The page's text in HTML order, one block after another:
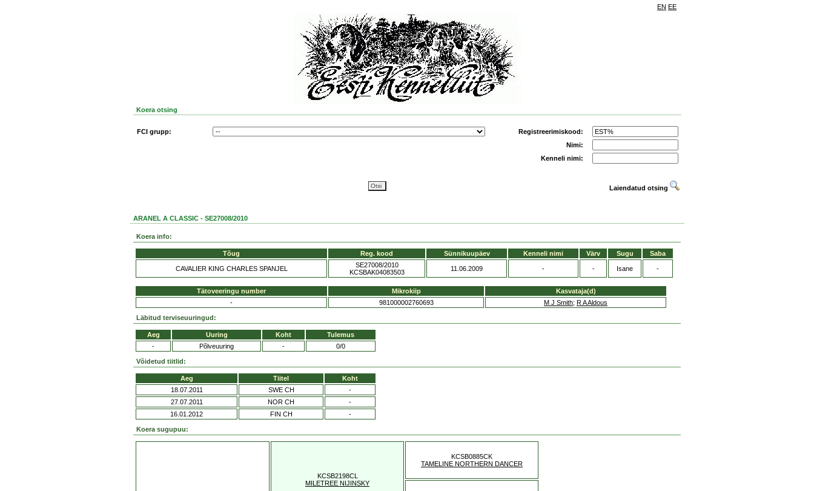
EN EE
Koera otsing
FCI grupp:
Registreerimiskood:
Nimi:
Kenneli nimi:
Laiendatud otsing
ARANEL A CLASSIC - SE27008/2010
Koera info:
Tõug Reg. kood Sünnikuupäev Kenneli nimi Värv Sugu Saba
CAVALIER KING CHARLES SPANJEL
SE27008/2010
KCSBAK04083503
11.06.2009 - - Isane -
Tätoveeringu number Mikrokiip
Kasvataja(d)
-
981000002760693 M J Smith; R A Aldous
Läbitud terviseuuringud:
Aeg Uuring Koht
Tulemus
-
Põlveuuring - 0/0
Võidetud tiitlid:
Aeg Tiitel
Koht
18.07.2011
SWE CH
-
27.07.2011
NOR CH
-
16.01.2012
FIN CH -
Koera sugupuu:
KCSB2198CL
MILETREE NIJINSKY
KCSB0885CK
TAMELINE NORTHERN DANCER